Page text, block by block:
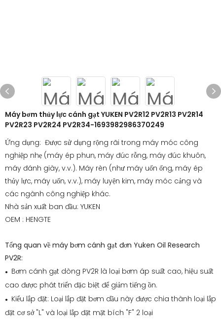
Máy bơm thủy lực cánh gạt YUKEN PV2R12 PV2R13 PV2R14
PV2R23 PV2R24 PV2R34-1693982986370249
Ứng dụng: Được sử dụng rộng rãi trong máy móc công
nghiệp nhẹ (máy ép phun, máy đúc rỗng, máy đúc khuôn,
máy đánh giày, v.v.). Máy rèn (như máy uốn ống, máy ép
thủy lực, máy uốn, v.v.), máy luyện kim, máy móc cảng và
các ngành công nghiệp khác.
Nhà sản xuất ban đầu: YUKEN
OEM : HENGTE
Tổng quan về máy bơm cánh gạt đơn Yuken Oil Research
PV2R:
● Bơm cánh gạt dòng PV2R là loại bơm áp suất cao, hiệu suất
cao được phát triển đặc biệt để giảm tiếng ồn.
● Kiểu lắp đặt: Loại lắp đặt bơm dầu này được chia thành loại lắp
đặt cơ sở "L" và loại lắp đặt mặt bích "F" 2 loại